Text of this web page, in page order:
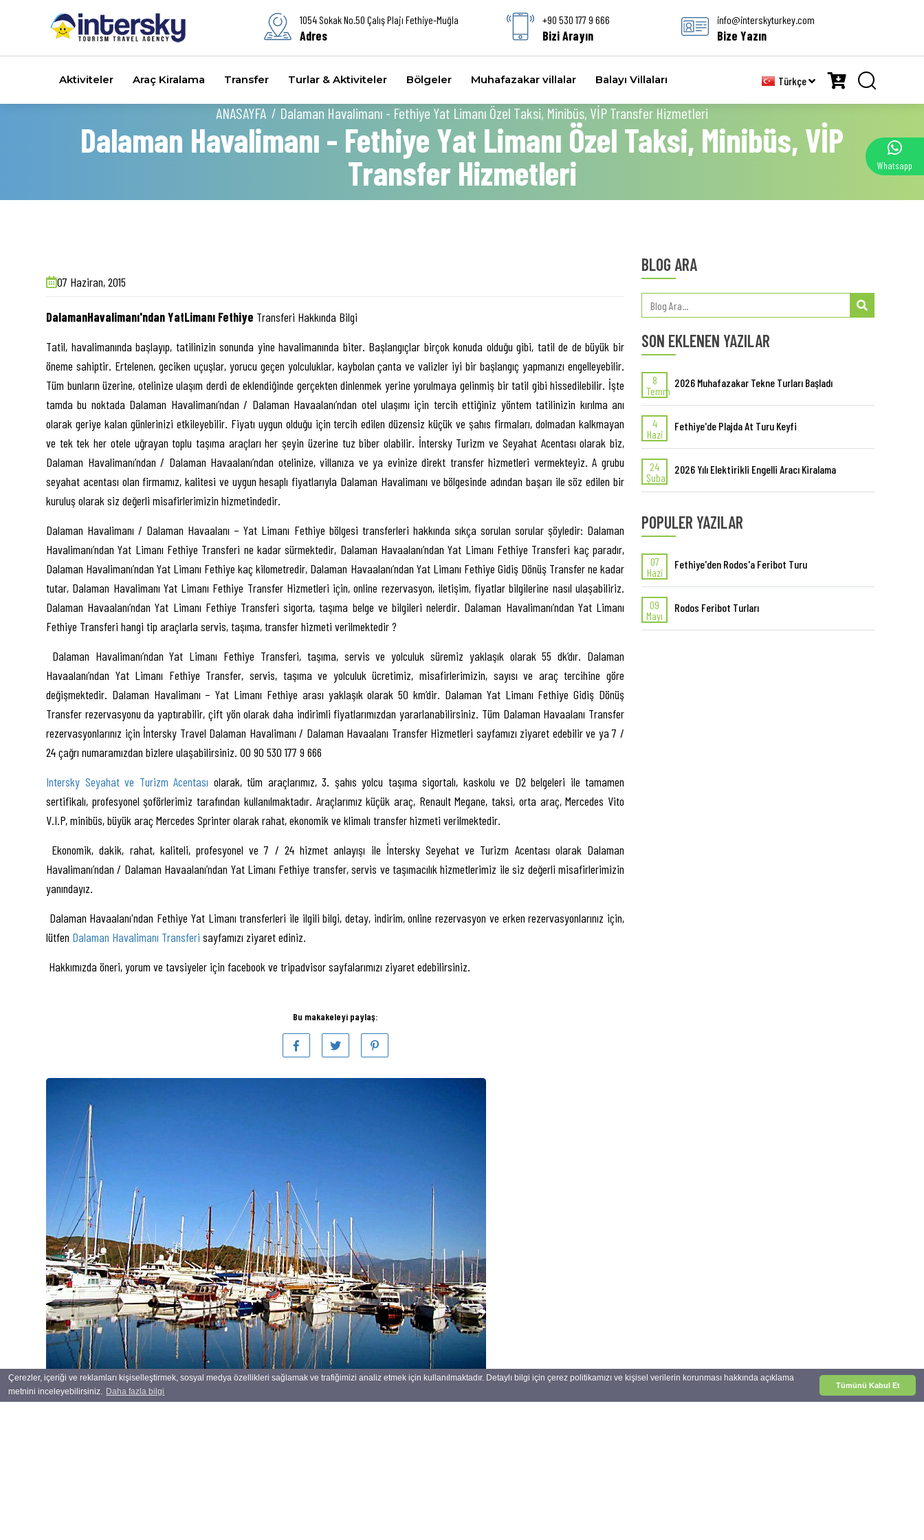
Çerezler, içeriği ve reklamları kişiselleştirmek, sosyal medya özellikleri sağlamak ve trafiğimizi analiz etmek için kullanılmaktadır. Detaylı bilgi için çerez politikamızı ve kişisel verilerin korunması hakkında açıklama
metnini inceleyebilirsiniz. Daha fazla bilgi
Tümünü Kabul Et
1054 Sokak No.50 Çalış Plajı Fethiye-Muğla
Adres
+90 530 177 9 666
Bizi Arayın
info@interskyturkey.com
Bize Yazın
Aktiviteler Araç Kiralama Transfer Turlar & Aktiviteler Bölgeler Muhafazakar villalar Balayı Villaları Türkçe
ANASAYFA Dalaman Havalimanı - Fethiye Yat Limanı Özel Taksi, Minibüs, VİP Transfer Hizmetleri
Dalaman Havalimanı - Fethiye Yat Limanı Özel Taksi, Minibüs, VİP
Transfer Hizmetleri
07 Haziran, 2015
DalamanHavalimanı'ndan YatLimanı Fethiye Transferi Hakkında Bilgi
Tatil, havalimanında başlayıp, tatilinizin sonunda yine havalimanında biter. Başlangıçlar birçok konuda olduğu gibi, tatil de de büyük bir
öneme sahiptir. Ertelenen, geciken uçuşlar, yorucu geçen yolculuklar, kaybolan çanta ve valizler iyi bir başlangıç yapmanızı engelleyebilir.
Tüm bunların üzerine, otelinize ulaşım derdi de eklendiğinde gerçekten dinlenmek yerine yorulmaya gelinmiş bir tatil gibi hissedilebilir. İşte
tamda bu noktada Dalaman Havalimanı’ndan / Dalaman Havaalanı’ndan otel ulaşımı için tercih ettiğiniz yöntem tatilinizin kırılma anı
olarak geriye kalan günlerinizi etkileyebilir. Fiyatı uygun olduğu için tercih edilen düzensiz küçük ve şahıs firmaları, dolmadan kalkmayan
ve tek tek her otele uğrayan toplu taşıma araçları her şeyin üzerine tuz biber olabilir. İntersky Turizm ve Seyahat Acentası olarak biz,
Dalaman Havalimanı’ndan / Dalaman Havaalanı’ndan otelinize, villanıza ve ya evinize direkt transfer hizmetleri vermekteyiz. A grubu
seyahat acentası olan firmamız, kalitesi ve uygun hesaplı fiyatlarıyla Dalaman Havalimanı ve bölgesinde adından başarı ile söz edilen bir
kuruluş olarak siz değerli misafirlerimizin hizmetindedir.
Dalaman Havalimanı / Dalaman Havaalanı – Yat Limanı Fethiye bölgesi transferleri hakkında sıkça sorulan sorular şöyledir: Dalaman
Havalimanı’ndan Yat Limanı Fethiye Transferi ne kadar sürmektedir, Dalaman Havaalanı’ndan Yat Limanı Fethiye Transferi kaç paradır,
Dalaman Havalimanı’ndan Yat Limanı Fethiye kaç kilometredir, Dalaman Havaalanı’ndan Yat Limanı Fethiye Gidiş Dönüş Transfer ne kadar
tutar, Dalaman Havalimanı Yat Limanı Fethiye Transfer Hizmetleri için, online rezervasyon, iletişim, fiyatlar bilgilerine nasıl ulaşabiliriz.
Dalaman Havaalanı’ndan Yat Limanı Fethiye Transferi sigorta, taşıma belge ve bilgileri nelerdir. Dalaman Havalimanı’ndan Yat Limanı
Fethiye Transferi hangi tip araçlarla servis, taşıma, transfer hizmeti verilmektedir ?
Dalaman Havalimanı’ndan Yat Limanı Fethiye Transferi, taşıma, servis ve yolculuk süremiz yaklaşık olarak 55 dk’dır. Dalaman
Havaalanı’ndan Yat Limanı Fethiye Transfer, servis, taşıma ve yolculuk ücretimiz, misafirlerimizin, sayısı ve araç tercihine göre
değişmektedir. Dalaman Havalimanı – Yat Limanı Fethiye arası yaklaşık olarak 50 km’dir. Dalaman Yat Limanı Fethiye Gidiş Dönüş
Transfer rezervasyonu da yaptırabilir, çift yön olarak daha indirimli fiyatlarımızdan yararlanabilirsiniz. Tüm Dalaman Havaalanı Transfer
rezervasyonlarınız için İntersky Travel Dalaman Havalimanı / Dalaman Havaalanı Transfer Hizmetleri sayfamızı ziyaret edebilir ve ya 7 /
24 çağrı numaramızdan bizlere ulaşabilirsiniz. 00 90 530 177 9 666
Intersky Seyahat ve Turizm Acentası olarak, tüm araçlarımız, 3. şahıs yolcu taşıma sigortalı, kaskolu ve D2 belgeleri ile tamamen
sertifikalı, profesyonel şoförlerimiz tarafından kullanılmaktadır. Araçlarımız küçük araç, Renault Megane, taksi, orta araç, Mercedes Vito
V.I.P, minibüs, büyük araç Mercedes Sprinter olarak rahat, ekonomik ve klimalı transfer hizmeti verilmektedir.
Ekonomik, dakik, rahat, kaliteli, profesyonel ve 7 / 24 hizmet anlayışı ile İntersky Seyehat ve Turizm Acentası olarak Dalaman
Havalimanı’ndan / Dalaman Havaalanı’ndan Yat Limanı Fethiye transfer, servis ve taşımacılık hizmetlerimiz ile siz değerli misafirlerimizin
yanındayız.
Dalaman Havaalanı'ndan Fethiye Yat Limanı transferleri ile ilgili bilgi, detay, indirim, online rezervasyon ve erken rezervasyonlarınız için,
lütfen Dalaman Havalimanı Transferi sayfamızı ziyaret ediniz.
Hakkımızda öneri, yorum ve tavsiyeler için facebook ve tripadvisor sayfalarımızı ziyaret edebilirsiniz.
Bu makakeleyi paylaş:
BLOG ARA
SON EKLENEN YAZILAR
8
Temm
2026 Muhafazakar Tekne Turları Başladı
4
Hazi
Fethiye'de Plajda At Turu Keyfi
24
Şuba
2026 Yılı Elektirikli Engelli Aracı Kiralama
POPULER YAZILAR
07
Hazi
Fethiye'den Rodos'a Feribot Turu
09
Mayı
Rodos Feribot Turları
Whatsapp